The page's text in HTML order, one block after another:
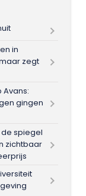
in
zegt
gingen
de spiegel
zichtbaar